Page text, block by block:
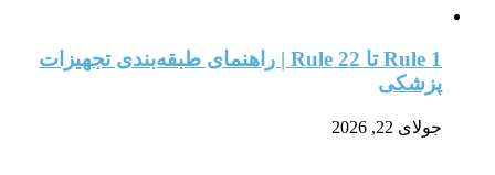
Rule 1 تا Rule 22 | راهنمای طبقه‌بندی تجهیزات
پزشکی
جولای 22, 2026